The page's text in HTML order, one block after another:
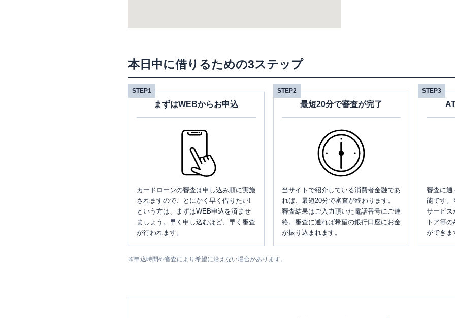
本日中に借りるための3ステップ
STEP1
まずはWEBからお申込
カードローンの審査は申し込み順に実施
されますので、とにかく早く借りたい!
という方は、まずはWEB申込を済ませ
ましょう。早く申し込むほど、早く審査
が行われます。
STEP2
最短20分で審査が完了
当サイトで紹介している消費者金融であ
れば、最短20分で審査が終わります。
審査結果はご入力頂いた電話番号にご連
絡。審査に通れば希望の銀行口座にお金
が振り込まれます。
STEP3
審査に通
能です。
サービス
トア等
ができま
※申込時間や審査により希望に沿えない場合があります。